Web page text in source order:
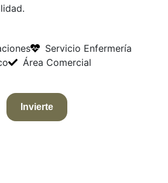
Servicio Enfermería
Área Comercial
Invierte